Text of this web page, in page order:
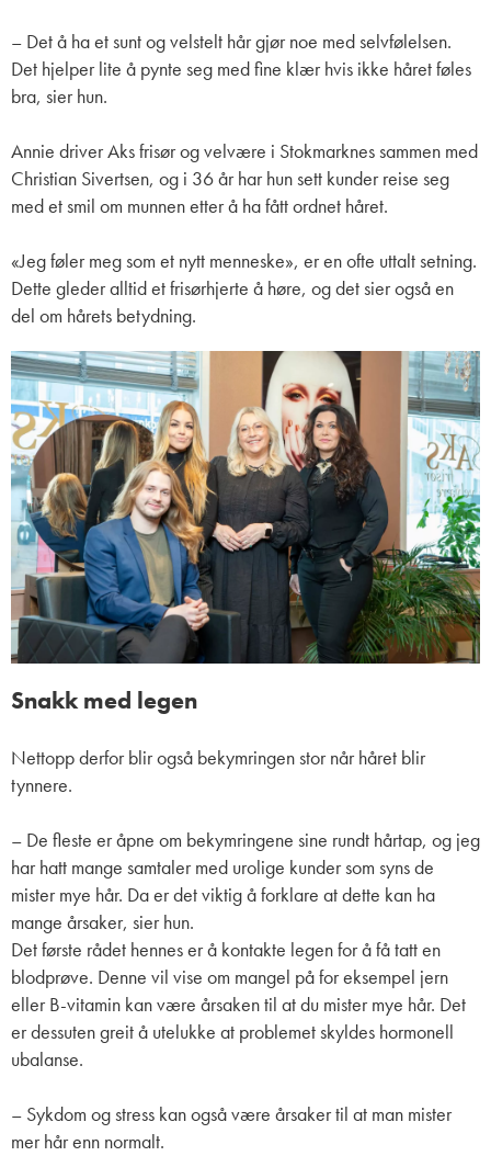
– Det å ha et sunt og velstelt hår gjør noe med selvfølelsen.
Det hjelper lite å pynte seg med fine klær hvis ikke håret føles
bra, sier hun.
Annie driver Aks frisør og velvære i Stokmarknes sammen med
Christian Sivertsen, og i 36 år har hun sett kunder reise seg
med et smil om munnen etter å ha fått ordnet håret.
«Jeg føler meg som et nytt menneske», er en ofte uttalt setning.
Dette gleder alltid et frisørhjerte å høre, og det sier også en
del om hårets betydning.
Snakk med legen
Nettopp derfor blir også bekymringen stor når håret blir
tynnere.
– De fleste er åpne om bekymringene sine rundt hårtap, og jeg
har hatt mange samtaler med urolige kunder som syns de
mister mye hår. Da er det viktig å forklare at dette kan ha
mange årsaker, sier hun.
Det første rådet hennes er å kontakte legen for å få tatt en
blodprøve. Denne vil vise om mangel på for eksempel jern
eller B-vitamin kan være årsaken til at du mister mye hår. Det
er dessuten greit å utelukke at problemet skyldes hormonell
ubalanse.
– Sykdom og stress kan også være årsaker til at man mister
mer hår enn normalt.